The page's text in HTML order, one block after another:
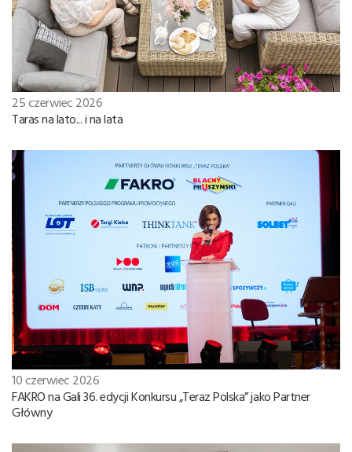
25 czerwiec 2026
Taras na lato... i na lata
10 czerwiec 2026
FAKRO na Gali 36. edycji Konkursu „Teraz Polska” jako Partner
Główny